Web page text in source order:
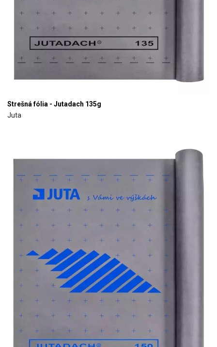
Strešná fólia - Jutadach 135g
Juta